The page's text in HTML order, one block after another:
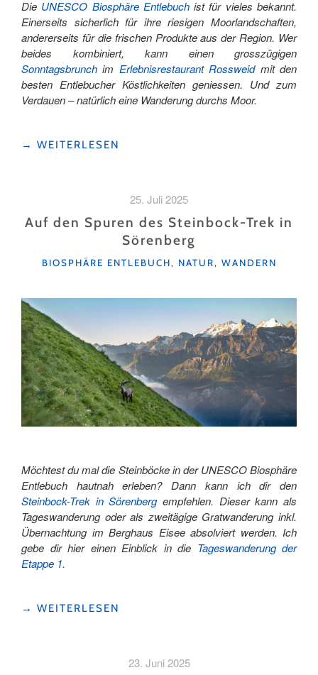
Die UNESCO Biosphäre Entlebuchist für vieles bekannt.
Einerseits sicherlich für ihre riesigen Moorlandschaften,
andererseits für die frischen Produkte aus der Region. Wer
beides kombiniert, kann einen grosszügigen
Sonntagsbrunch im Erlebnisrestaurant Rossweidmit den
besten Entlebucher Köstlichkeiten geniessen. Und zum
Verdauen – natürlich eine Wanderung durchs Moor.
"ROLLEND
→ WEITERLESEN
25. Juli 2025
Auf den Spuren des Steinbock-Trek in
Sörenberg
KATEGORIEN
BIOSPHÄRE ENTLEBUCH, NATUR, WANDERN
Möchtest du mal die Steinböcke in der UNESCO Biosphäre
Entlebuch hautnah erleben? Dann kann ich dir den
Steinbock-Trek in Sörenbergempfehlen. Dieser kann als
Tageswanderung oder als zweitägige Gratwanderung inkl.
Übernachtung im Berghaus Eisee absolviert werden. Ich
gebe dir hier einen Einblick in die Tageswanderung der
Etappe 1.
"AUF
→ WEITERLESEN
23. Juni 2025